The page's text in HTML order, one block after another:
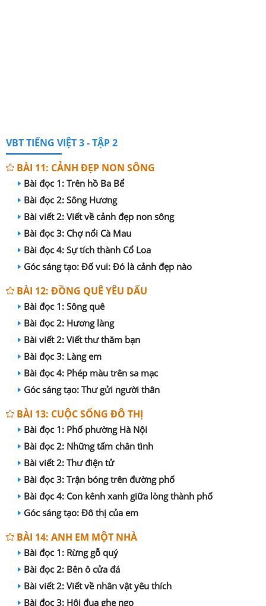
VBT TIẾNG VIỆT 3 - TẬP 2
BÀI 11: CẢNH ĐẸP NON SÔNG
Bài đọc 1: Trên hồ Ba Bể
Bài đọc 2: Sông Hương
Bài viết 2: Viết về cảnh đẹp non sông
Bài đọc 3: Chợ nổi Cà Mau
Bài đọc 4: Sự tích thành Cổ Loa
Góc sáng tạo: Đố vui: Đó là cảnh đẹp nào
BÀI 12: ĐỒNG QUÊ YÊU DẤU
Bài đọc 1: Sông quê
Bài đọc 2: Hương làng
Bài viết 2: Viết thư thăm bạn
Bài đọc 3: Làng em
Bài đọc 4: Phép màu trên sa mạc
Góc sáng tạo: Thư gửi người thân
BÀI 13: CUỘC SỐNG ĐÔ THỊ
Bài đọc 1: Phố phường Hà Nội
Bài đọc 2: Những tấm chân tình
Bài viết 2: Thư điện tử
Bài đọc 3: Trận bóng trên đường phố
Bài đọc 4: Con kênh xanh giữa lòng thành phố
Góc sáng tạo: Đô thị của em
BÀI 14: ANH EM MỘT NHÀ
Bài đọc 1: Rừng gỗ quý
Bài đọc 2: Bên ô cửa đá
Bài viết 2: Viết về nhân vật yêu thích
Bài đọc 3: Hội đua ghe ngo